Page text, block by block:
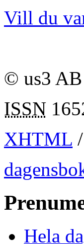
Vill du
© us3 AB
ISSN
XHTML /
Hela